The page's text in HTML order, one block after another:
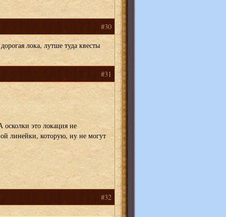
#30
лока, лутше туда квесты
#31
это локация не
линейки, которую, ну не могут
#32